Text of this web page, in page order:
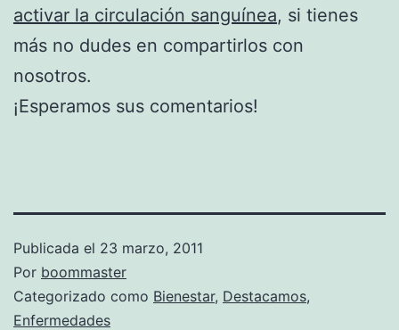
activar la circulación sanguínea, si tienes
más no dudes en compartirlos con
nosotros.
¡Esperamos sus comentarios!
Publicada el 23 marzo, 2011
Por boommaster
Categorizado como Bienestar, Destacamos,
Enfermedades